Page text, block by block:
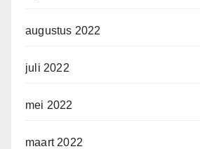
augustus 2022
juli 2022
mei 2022
maart 2022